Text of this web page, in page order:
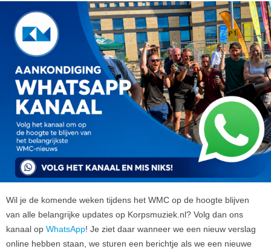
Wil je de komende weken tijdens het WMC op de hoogte blijven
van alle belangrijke updates op Korpsmuziek.nl? Volg dan ons
kanaal op WhatsApp! Je ziet daar wanneer we een nieuw verslag
online hebben staan, we sturen een berichtje als we een nieuwe